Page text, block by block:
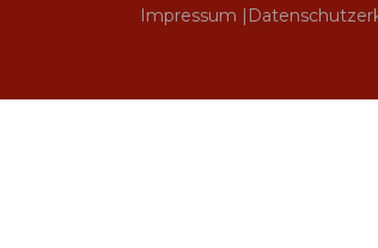
Impressum |